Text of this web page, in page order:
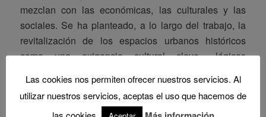
mezclan con las económicas, las culturales y las
sociales. Se ha planteado, a lo largo del trabajo, la
revitalización de los espacios urbanos históricos
como una exigencia cultural clave –lógicas
Asimismo se ha comprobado como el fomento de un
desarrollo urbano sostenible es un argumento
Las cookies nos permiten ofrecer nuestros servicios. Al
utilizar nuestros servicios, aceptas el uso que hacemos de